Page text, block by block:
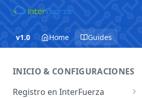
v1.0 Home Guides
INICIO & CONFIGURACIONES
Registro en InterFuerza